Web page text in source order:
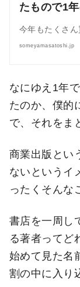
たもので1
今年もたくさん
someyamasatoshi.jp
なにゆえ1年
たのか、僕的
で、それをま
商業出版とい
ないというイ
ったくそんな
書店を一周し
る著者ってど
始めて見た名
割の中に入り